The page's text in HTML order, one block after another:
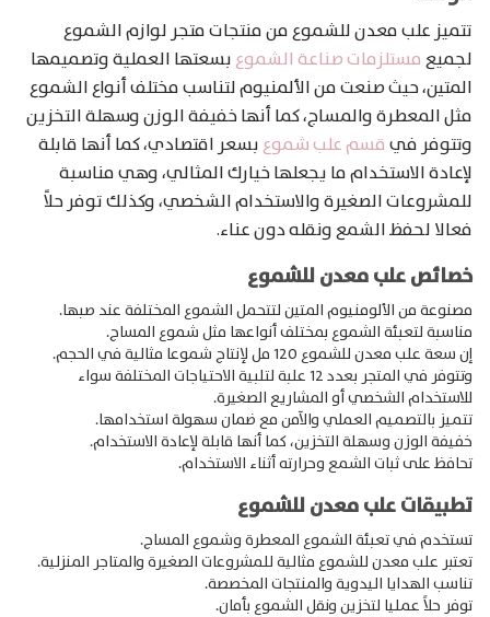
تتميز علب معدن للشموع من منتجات متجر لوازم الشموع
لجميع مستلزمات صناعة الشموع بسعتها العملية وتصميمها
المتين، حيث صنعت من الألمنيوم لتناسب مختلف أنواع الشموع
مثل المعطرة والمساج، كما أنها خفيفة الوزن وسهلة التخزين
وتتوفر في قسم علب شموع بسعر اقتصادي، كما أنها قابلة
لإعادة الاستخدام ما يجعلها خيارك المثالي، وهي مناسبة
للمشروعات الصغيرة والاستخدام الشخصي، وكذلك توفر حلاً
فعالا لحفظ الشمع ونقله دون عناء.
خصائص علب معدن للشموع
مصنوعة من الألومنيوم المتين لتتحمل الشموع المختلفة عند صبها.
مناسبة لتعبئة الشموع بمختلف أنواعها مثل شموع المساج.
إن سعة علب معدن للشموع 120 مل لإنتاج شموعا مثالية في الحجم.
وتتوفر في المتجر بعدد 12 علبة لتلبية الاحتياجات المختلفة سواء
للاستخدام الشخصي أو المشاريع الصغيرة.
تتميز بالتصميم العملي والآمن مع ضمان سهولة استخدامها.
خفيفة الوزن وسهلة التخزين، كما أنها قابلة لإعادة الاستخدام.
تحافظ على ثبات الشمع وحرارته أثناء الاستخدام.
تطبيقات علب معدن للشموع
تستخدم في تعبئة الشموع المعطرة وشموع المساج.
تعتبر علب معدن للشموع مثالية للمشروعات الصغيرة والمتاجر المنزلية.
تناسب الهدايا اليدوية والمنتجات المخصصة.
توفر حلاً عمليا لتخزين ونقل الشموع بأمان.